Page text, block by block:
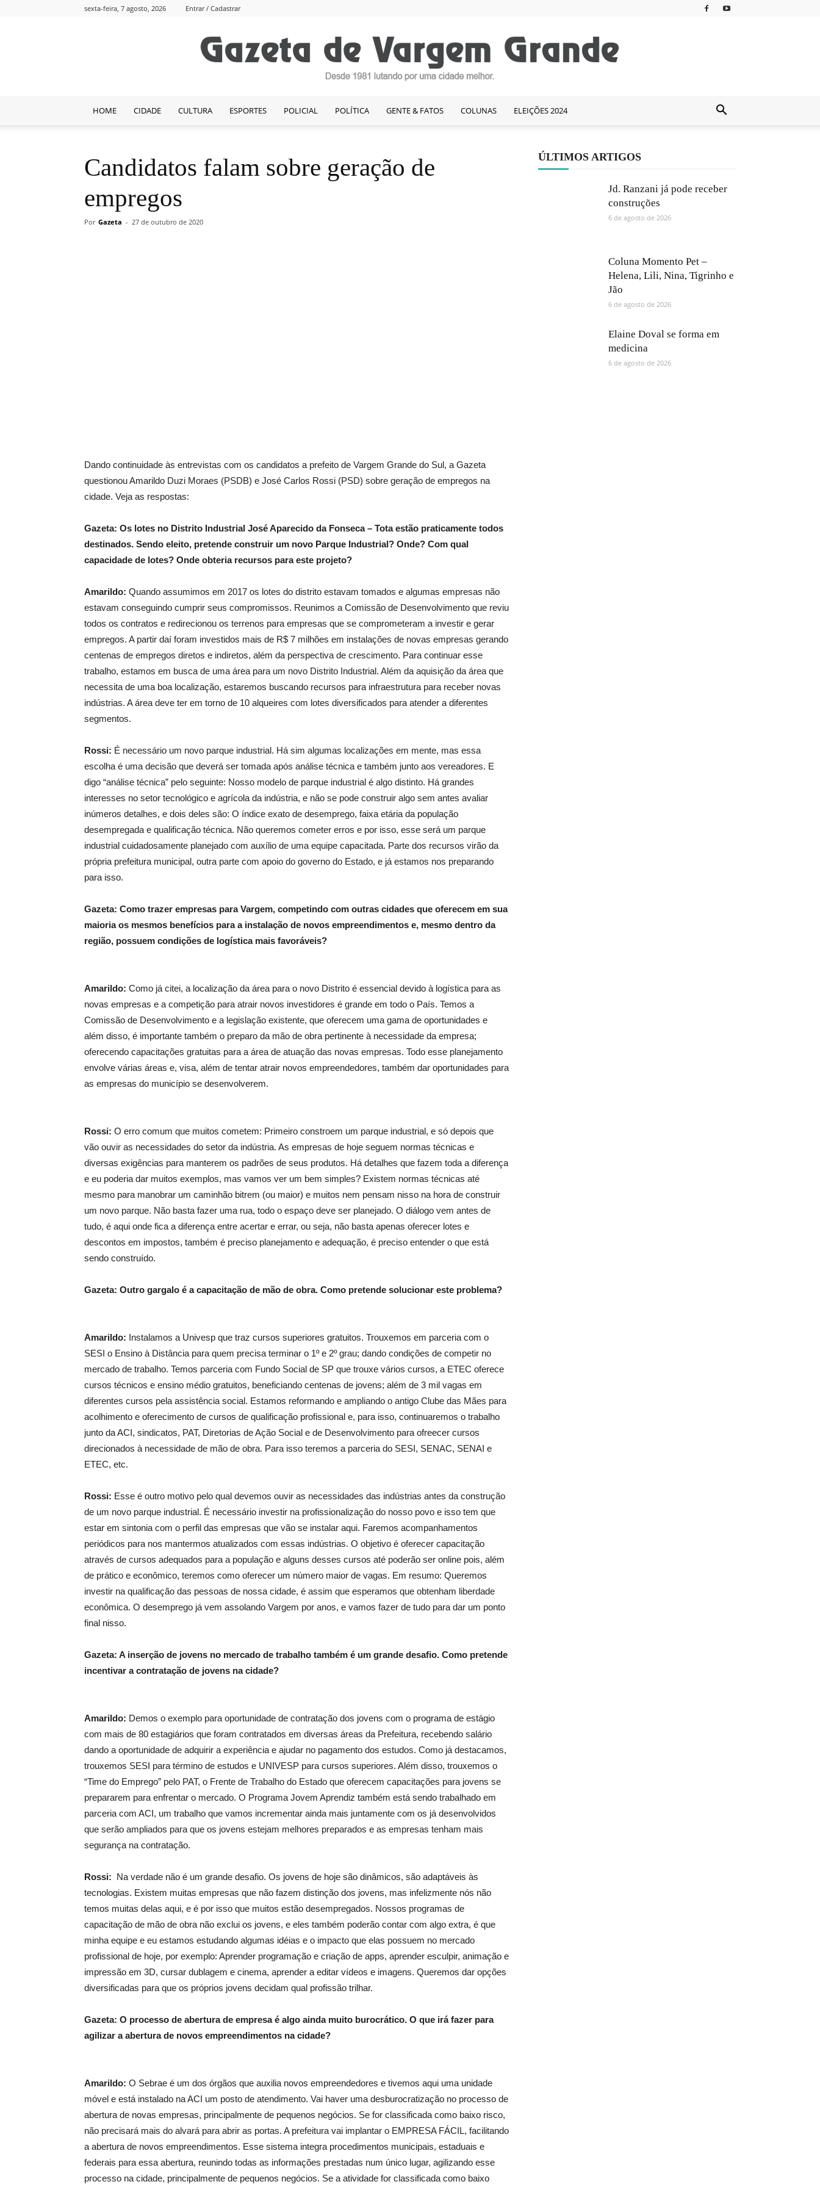
sexta-feira, 7 agosto, 2026 Entrar / Cadastrar
HOME CIDADE CULTURA ESPORTES POLICIAL POLÍTICA GENTE & FATOS COLUNAS ELEIÇÕES 2024
Candidatos falam sobre geração de
empregos
Por Gazeta - 27 de outubro de 2020
Dando continuidade às entrevistas com os candidatos a prefeito de Vargem Grande do Sul, a Gazeta
questionou Amarildo Duzi Moraes (PSDB) e José Carlos Rossi (PSD) sobre geração de empregos na
cidade. Veja as respostas:
Gazeta: Os lotes no Distrito Industrial José Aparecido da Fonseca – Tota estão praticamente todos
destinados. Sendo eleito, pretende construir um novo Parque Industrial? Onde? Com qual
capacidade de lotes? Onde obteria recursos para este projeto?
Amarildo: Quando assumimos em 2017 os lotes do distrito estavam tomados e algumas empresas não
estavam conseguindo cumprir seus compromissos. Reunimos a Comissão de Desenvolvimento que reviu
todos os contratos e redirecionou os terrenos para empresas que se comprometeram a investir e gerar
empregos. A partir daí foram investidos mais de R$ 7 milhões em instalações de novas empresas gerando
centenas de empregos diretos e indiretos, além da perspectiva de crescimento. Para continuar esse
trabalho, estamos em busca de uma área para um novo Distrito Industrial. Além da aquisição da área que
necessita de uma boa localização, estaremos buscando recursos para infraestrutura para receber novas
indústrias. A área deve ter em torno de 10 alqueires com lotes diversificados para atender a diferentes
segmentos.
Rossi: É necessário um novo parque industrial. Há sim algumas localizações em mente, mas essa
escolha é uma decisão que deverá ser tomada após análise técnica e também junto aos vereadores. E
digo “análise técnica” pelo seguinte: Nosso modelo de parque industrial é algo distinto. Há grandes
interesses no setor tecnológico e agrícola da indústria, e não se pode construir algo sem antes avaliar
inúmeros detalhes, e dois deles são: O índice exato de desemprego, faixa etária da população
desempregada e qualificação técnica. Não queremos cometer erros e por isso, esse será um parque
industrial cuidadosamente planejado com auxílio de uma equipe capacitada. Parte dos recursos virão da
própria prefeitura municipal, outra parte com apoio do governo do Estado, e já estamos nos preparando
para isso.
Gazeta: Como trazer empresas para Vargem, competindo com outras cidades que oferecem em sua
maioria os mesmos benefícios para a instalação de novos empreendimentos e, mesmo dentro da
região, possuem condições de logística mais favoráveis?
Amarildo: Como já citei, a localização da área para o novo Distrito é essencial devido à logística para as
novas empresas e a competição para atrair novos investidores é grande em todo o País. Temos a
Comissão de Desenvolvimento e a legislação existente, que oferecem uma gama de oportunidades e
além disso, é importante também o preparo da mão de obra pertinente à necessidade da empresa;
oferecendo capacitações gratuitas para a área de atuação das novas empresas. Todo esse planejamento
envolve várias áreas e, visa, além de tentar atrair novos empreendedores, também dar oportunidades para
as empresas do município se desenvolverem.
Rossi: O erro comum que muitos cometem: Primeiro constroem um parque industrial, e só depois que
vão ouvir as necessidades do setor da indústria. As empresas de hoje seguem normas técnicas e
diversas exigências para manterem os padrões de seus produtos. Há detalhes que fazem toda a diferença
e eu poderia dar muitos exemplos, mas vamos ver um bem simples? Existem normas técnicas até
mesmo para manobrar um caminhão bitrem (ou maior) e muitos nem pensam nisso na hora de construir
um novo parque. Não basta fazer uma rua, todo o espaço deve ser planejado. O diálogo vem antes de
tudo, é aqui onde fica a diferença entre acertar e errar, ou seja, não basta apenas oferecer lotes e
descontos em impostos, também é preciso planejamento e adequação, é preciso entender o que está
sendo construído.
Gazeta: Outro gargalo é a capacitação de mão de obra. Como pretende solucionar este problema?
Amarildo: Instalamos a Univesp que traz cursos superiores gratuitos. Trouxemos em parceria com o
SESI o Ensino à Distância para quem precisa terminar o 1º e 2º grau; dando condições de competir no
mercado de trabalho. Temos parceria com Fundo Social de SP que trouxe vários cursos, a ETEC oferece
cursos técnicos e ensino médio gratuitos, beneficiando centenas de jovens; além de 3 mil vagas em
diferentes cursos pela assistência social. Estamos reformando e ampliando o antigo Clube das Mães para
acolhimento e oferecimento de cursos de qualificação profissional e, para isso, continuaremos o trabalho
junto da ACI, sindicatos, PAT, Diretorias de Ação Social e de Desenvolvimento para ofreecer cursos
direcionados à necessidade de mão de obra. Para isso teremos a parceria do SESI, SENAC, SENAI e
ETEC, etc.
Rossi: Esse é outro motivo pelo qual devemos ouvir as necessidades das indústrias antes da construção
de um novo parque industrial. É necessário investir na profissionalização do nosso povo e isso tem que
estar em sintonia com o perfil das empresas que vão se instalar aqui. Faremos acompanhamentos
periódicos para nos mantermos atualizados com essas indústrias. O objetivo é oferecer capacitação
através de cursos adequados para a população e alguns desses cursos até poderão ser online pois, além
de prático e econômico, teremos como oferecer um número maior de vagas. Em resumo: Queremos
investir na qualificação das pessoas de nossa cidade, é assim que esperamos que obtenham liberdade
econômica. O desemprego já vem assolando Vargem por anos, e vamos fazer de tudo para dar um ponto
final nisso.
Gazeta: A inserção de jovens no mercado de trabalho também é um grande desafio. Como pretende
incentivar a contratação de jovens na cidade?
Amarildo: Demos o exemplo para oportunidade de contratação dos jovens com o programa de estágio
com mais de 80 estagiários que foram contratados em diversas áreas da Prefeitura, recebendo salário
dando a oportunidade de adquirir a experiência e ajudar no pagamento dos estudos. Como já destacamos,
trouxemos SESI para término de estudos e UNIVESP para cursos superiores. Além disso, trouxemos o
“Time do Emprego” pelo PAT, o Frente de Trabalho do Estado que oferecem capacitações para jovens se
prepararem para enfrentar o mercado. O Programa Jovem Aprendiz também está sendo trabalhado em
parceria com ACI, um trabalho que vamos incrementar ainda mais juntamente com os já desenvolvidos
que serão ampliados para que os jovens estejam melhores preparados e as empresas tenham mais
segurança na contratação.
Rossi: Na verdade não é um grande desafio. Os jovens de hoje são dinâmicos, são adaptáveis às
tecnologias. Existem muitas empresas que não fazem distinção dos jovens, mas infelizmente nós não
temos muitas delas aqui, e é por isso que muitos estão desempregados. Nossos programas de
capacitação de mão de obra não exclui os jovens, e eles também poderão contar com algo extra, é que
minha equipe e eu estamos estudando algumas idéias e o impacto que elas possuem no mercado
profissional de hoje, por exemplo: Aprender programação e criação de apps, aprender esculpir, animação e
impressão em 3D, cursar dublagem e cinema, aprender a editar vídeos e imagens. Queremos dar opções
diversificadas para que os próprios jovens decidam qual profissão trilhar.
Gazeta: O processo de abertura de empresa é algo ainda muito burocrático. O que irá fazer para
agilizar a abertura de novos empreendimentos na cidade?
Amarildo: O Sebrae é um dos órgãos que auxilia novos empreendedores e tivemos aqui uma unidade
móvel e está instalado na ACI um posto de atendimento. Vai haver uma desburocratização no processo de
abertura de novas empresas, principalmente de pequenos negócios. Se for classificada como baixo risco,
não precisará mais do alvará para abrir as portas. A prefeitura vai implantar o EMPRESA FÁCIL, facilitando
a abertura de novos empreendimentos. Esse sistema integra procedimentos municipais, estaduais e
federais para essa abertura, reunindo todas as informações prestadas num único lugar, agilizando esse
processo na cidade, principalmente de pequenos negócios. Se a atividade for classificada como baixo
ÚLTIMOS ARTIGOS
Jd. Ranzani já pode receber
construções
6 de agosto de 2026
Coluna Momento Pet –
Helena, Lili, Nina, Tigrinho e
Jão
6 de agosto de 2026
Elaine Doval se forma em
medicina
6 de agosto de 2026